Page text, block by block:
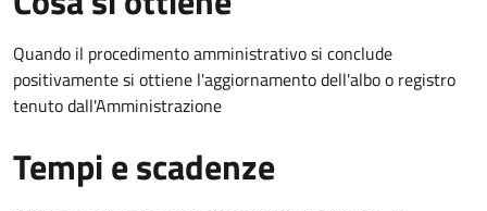
Quando il procedimento amministrativo si conclude
positivamente si ottiene l'aggiornamento dell'albo o registro
tenuto dall'Amministrazione
Tempi e scadenze